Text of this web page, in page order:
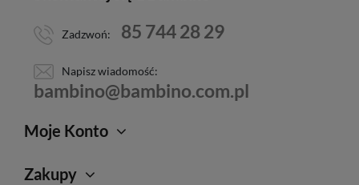
Zadzwoń: 85 744 28 29
Napisz wiadomość:
bambino@bambino.com.pl
Moje Konto
Zakupy